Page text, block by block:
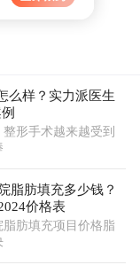
么样？实力派医生
形手术越来越受到
脂肪填充多少钱？
价格表
脂肪填充项目价格脂